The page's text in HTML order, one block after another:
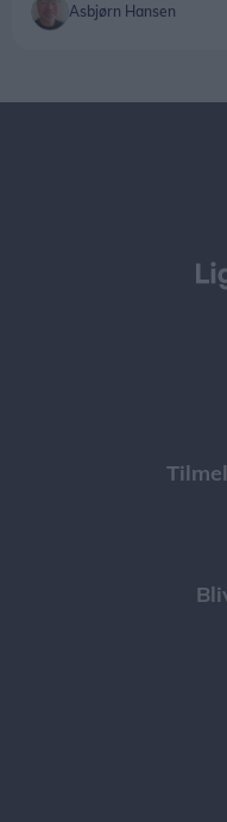
Asbjørn Hansen